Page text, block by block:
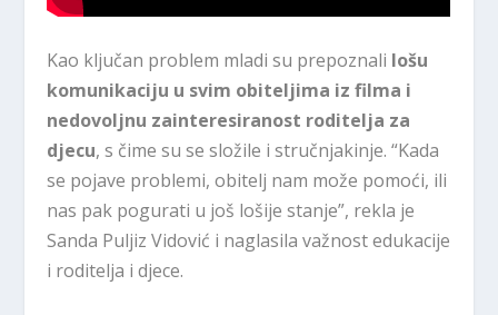
Kao ključan problem mladi su prepoznali lošu
komunikaciju u svim obiteljima iz filma i
nedovoljnu zainteresiranost roditelja za
djecu, s čime su se složile i stručnjakinje. “Kada
se pojave problemi, obitelj nam može pomoći, ili
nas pak pogurati u još lošije stanje”, rekla je
Sanda Puljiz Vidović i naglasila važnost edukacije
i roditelja i djece.